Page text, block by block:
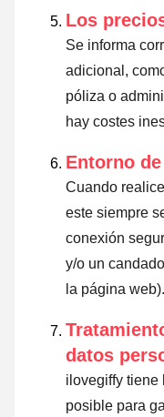
Los
Se informa
adicional,
póliza o
hay costes
Entorno
Cuando
este siempre
conexión
y/o un
la página web).
datos
ilovegiffy tiene
posible para